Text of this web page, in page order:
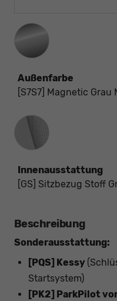
Außenfarbe
[S7S7] Magnetic Grau
Innenausstattung
Innenausstattung
[GS] Sitzbezug Stoff
Beschreibung
Sonderausstattung:
[PQS] Kessy
Startsystem)
[PK2] ParkPilot